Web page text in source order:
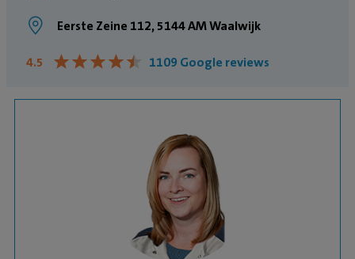
Eerste Zeine 112, 5144 AM Waalwijk
4.5 ★★★★★
★★★★★ 1109 Google reviews